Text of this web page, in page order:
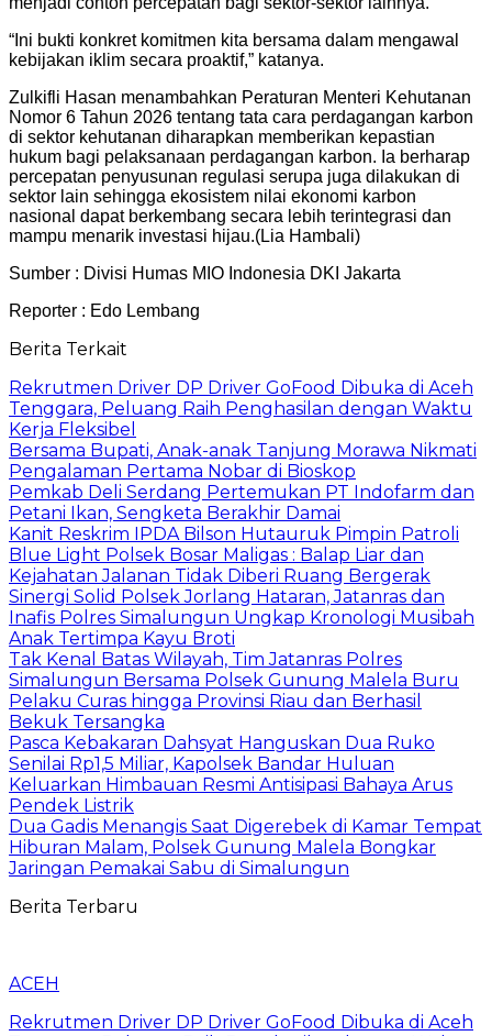
“Ini bukti konkret komitmen kita bersama dalam mengawal
kebijakan iklim secara proaktif,” katanya.
Zulkifli Hasan menambahkan Peraturan Menteri Kehutanan
Nomor 6 Tahun 2026 tentang tata cara perdagangan karbon
di sektor kehutanan diharapkan memberikan kepastian
hukum bagi pelaksanaan perdagangan karbon. Ia berharap
percepatan penyusunan regulasi serupa juga dilakukan di
sektor lain sehingga ekosistem nilai ekonomi karbon
nasional dapat berkembang secara lebih terintegrasi dan
mampu menarik investasi hijau.(Lia Hambali)
Sumber : Divisi Humas MIO Indonesia DKI Jakarta
Reporter : Edo Lembang
Berita Terkait
Rekrutmen Driver DP Driver GoFood Dibuka di Aceh
Tenggara, Peluang Raih Penghasilan dengan Waktu
Kerja Fleksibel
Bersama Bupati, Anak-anak Tanjung Morawa Nikmati
Pengalaman Pertama Nobar di Bioskop
Pemkab Deli Serdang Pertemukan PT Indofarm dan
Petani Ikan, Sengketa Berakhir Damai
Kanit Reskrim IPDA Bilson Hutauruk Pimpin Patroli
Blue Light Polsek Bosar Maligas : Balap Liar dan
Kejahatan Jalanan Tidak Diberi Ruang Bergerak
Sinergi Solid Polsek Jorlang Hataran, Jatanras dan
Inafis Polres Simalungun Ungkap Kronologi Musibah
Anak Tertimpa Kayu Broti
Tak Kenal Batas Wilayah, Tim Jatanras Polres
Simalungun Bersama Polsek Gunung Malela Buru
Pelaku Curas hingga Provinsi Riau dan Berhasil
Bekuk Tersangka
Pasca Kebakaran Dahsyat Hanguskan Dua Ruko
Senilai Rp1,5 Miliar, Kapolsek Bandar Huluan
Keluarkan Himbauan Resmi Antisipasi Bahaya Arus
Pendek Listrik
Dua Gadis Menangis Saat Digerebek di Kamar Tempat
Hiburan Malam, Polsek Gunung Malela Bongkar
Jaringan Pemakai Sabu di Simalungun
Berita Terbaru
ACEH
Rekrutmen Driver DP Driver GoFood Dibuka di Aceh